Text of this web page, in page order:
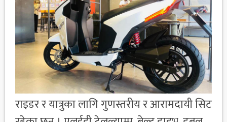
राइडर र यात्रुका लागि गुणस्तरीय र आरामदायी सिट